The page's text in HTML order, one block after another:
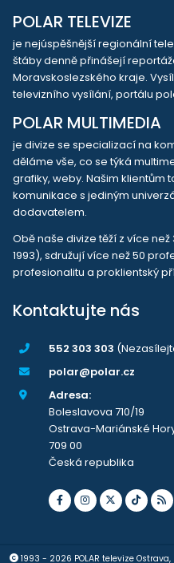
POLAR TELEVIZE
je nejúspěšnější regionální
štáby denně přinášejí
Moravskoslezského kraje.
televizního vysílání, portálu
POLAR MULTIMEDIA
je divize se specializací na
děláme vše, co se týká
grafiky, weby. Našim klientům
komunikace s jediným
dodavatelem.
Obě naše divize těží z více
1993), sdružují více než 50
profesionalitu a proklientský
Kontaktujte nás
552 303 303
polar@polar.cz
Adresa:
Boleslavova 710/19
Ostrava-Mariánské
709 00
Česká republika
1993 - 2026 POLAR televize